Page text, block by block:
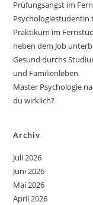
Prüfungsangst im
Psychologiestudentin
Praktikum im
neben dem Job
Gesund durchs
und Familienleben
Master Psychologie
du wirklich?
Archiv
Juli 2026
Juni 2026
Mai 2026
April 2026